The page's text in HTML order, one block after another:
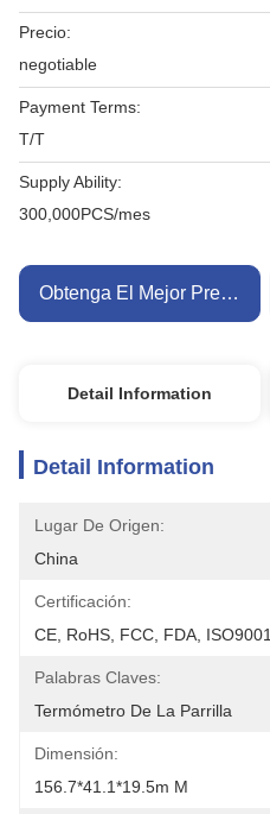
Precio:
negotiable
Payment Terms:
T/T
Supply Ability:
300,000PCS/mes
Obtenga El Mejor Precio
Detail Information
Detail Information
Lugar De Origen:
China
Certificación:
CE, RoHS, FCC, FDA, ISO9001
Palabras Claves:
Termómetro De La Parrilla
Dimensión:
156.7*41.1*19.5m M